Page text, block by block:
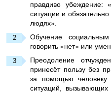
правдиво убеждение:
ситуации и
людях».
Обучение
говорить «нет» или
Преодоление
принесёт пользу без
за помощью человеку
ситуаций,